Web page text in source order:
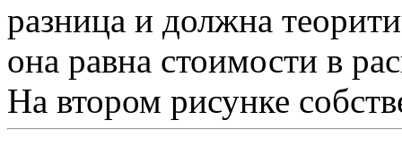
разница и должна
она равна стоимости в
На втором рисунке